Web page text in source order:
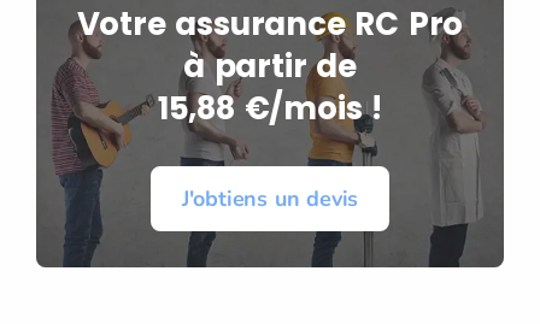
Votre assurance RC Pro
à partir de
15,88 €/mois !
J'obtiens un devis